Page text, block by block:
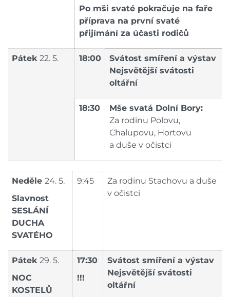
Po mši svaté pokračuje na faře
příprava na první svaté
přijímání za účasti rodičů
Pátek 22. 5. 18:00
Svátost smíření a výstav
Nejsvětější svátosti
oltářní
18:30
Mše svatá Dolní Bory:
Za rodinu Polovu,
Chalupovu, Hortovu
a duše v očistci
Neděle 24. 5.
Slavnost
SESLÁNÍ
DUCHA
SVATÉHO
9:45
Za rodinu Stachovu a duše
v očistci
Pátek 29. 5.
NOC
KOSTELŮ
17:30
!!!
Svátost smíření a výstav
Nejsvětější svátosti
oltářní